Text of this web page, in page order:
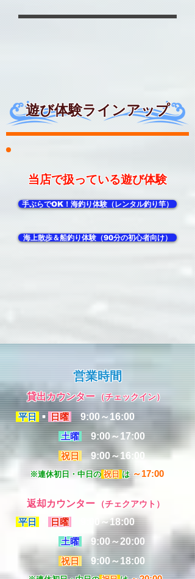
遊び体験ラインアップ
当店で扱っている遊び体験
手ぶらでOK！海釣り体験（レンタル釣り竿）
海上散歩＆船釣り体験（90分の初心者向け）
営業時間
貸出カウンター （チェックイン）
平日 ・ 日曜
9:00～16:00
土曜
9:00～17:00
祝日
9:00～16:00
※連休初日・中日の 祝日 は ～17:00
返却カウンター （チェクアウト）
平日 日曜
9:00～18:00
土曜
9:00～20:00
祝日
9:00～18:00